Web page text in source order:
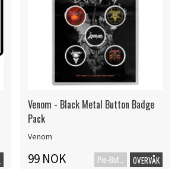
Venom - Black Metal Button Badge
Pack
Venom
99 NOK OVERVÅK